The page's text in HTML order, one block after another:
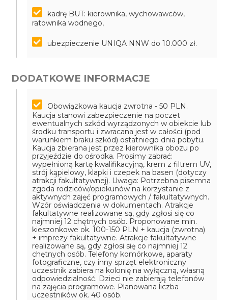
kadrę BUT: kierownika, wychowawców,
ratownika wodnego,
ubezpieczenie UNIQA NNW do 10.000 zł.
DODATKOWE INFORMACJE
Obowiązkowa kaucja zwrotna - 50 PLN.
Kaucja stanowi zabezpieczenie na poczet
ewentualnych szkód wyrządzonych w obiekcie lub
środku transportu i zwracana jest w całości (pod
warunkiem braku szkód) ostatniego dnia pobytu.
Kaucja zbierana jest przez kierownika obozu po
przyjeździe do ośrodka. Prosimy zabrać:
wypełnioną kartę kwalifikacyjną, krem z filtrem UV,
strój kąpielowy, klapki i czepek na basen (dotyczy
atrakcji fakultatywnej). Uwaga: Potrzebna pisemna
zgoda rodziców/opiekunów na korzystanie z
aktywnych zajęć programowych / fakultatywnych.
Wzór oświadczenia w dokumentach. Atrakcje
fakultatywne realizowane są, gdy zgłosi się co
najmniej 12 chętnych osób. Proponowane min.
kieszonkowe ok. 100-150 PLN + kaucja (zwrotna)
+ imprezy fakultatywne. Atrakcje fakultatywne
realizowane są, gdy zgłosi się co najmniej 12
chętnych osób. Telefony komórkowe, aparaty
fotograficzne, czy inny sprzęt elektroniczny
uczestnik zabiera na kolonię na wyłączną, własną
odpowiedzialność. Dzieci nie zabierają telefonów
na zajęcia programowe. Planowana liczba
uczestników ok. 40 osób.